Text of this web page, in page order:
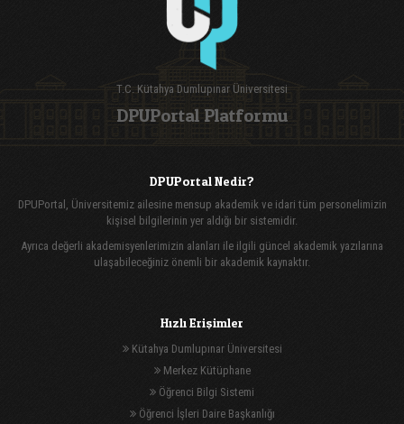
T.C. Kütahya Dumlupınar Üniversitesi
DPUPortal Platformu
DPUPortal Nedir?
DPUPortal, Üniversitemiz ailesine mensup akademik ve idari tüm personelimizin
kişisel bilgilerinin yer aldığı bir sistemidir.
Ayrıca değerli akademisyenlerimizin alanları ile ilgili güncel akademik yazılarına
ulaşabileceğiniz önemli bir akademik kaynaktır.
Hızlı Erişimler
Kütahya Dumlupınar Üniversitesi
Merkez Kütüphane
Öğrenci Bilgi Sistemi
Öğrenci İşleri Daire Başkanlığı